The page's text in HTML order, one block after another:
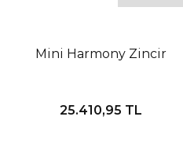
Mini Harmony Zincir
25.410,95 TL